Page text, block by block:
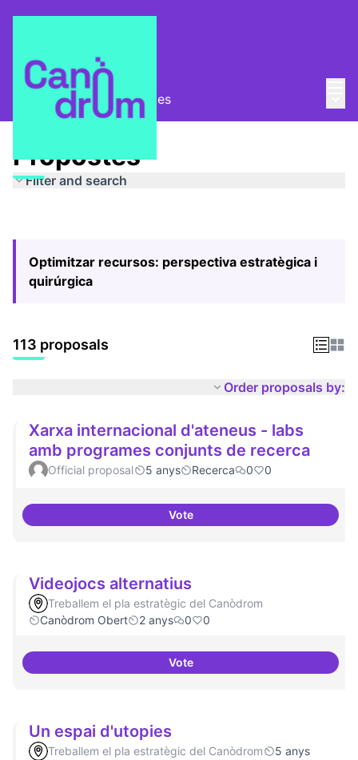
Pla Estratègic Propostes
Propostes
Filter and search
Optimitzar recursos: perspectiva estratègica i
quirúrgica
113 proposals
Order proposals by:
Xarxa internacional d'ateneus - labs
amb programes conjunts de recerca
Official proposal 5 anys Recerca 0 0
VoteXarxa internacional d'ateneus -
Videojocs alternatius
Treballem el pla estratègic del Canòdrom
Canòdrom Obert
2 anys 0 0
VoteVideojocs alternatius
Un espai d'utopies
Treballem el pla estratègic del Canòdrom
5 anys